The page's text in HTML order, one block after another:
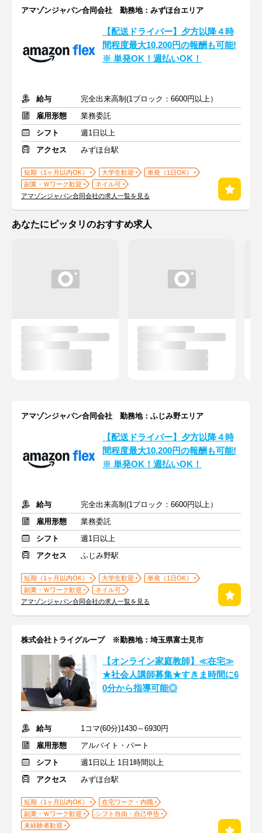
アマゾンジャパン合同会社 勤務地：みずほ台エリア
【配送ドライバー】夕方以降４時
間程度最大10,200円の報酬も可能!
※ 単発OK！週払いOK！
給与
完全出来高制(1ブロック：6600円以上）
雇用形態
業務委託
シフト
週1日以上
アクセス
みずほ台駅
短期（1ヶ月以内OK） 大学生歓迎
単発（1日OK）
副業・Ｗワーク歓迎
ネイル可
アマゾンジャパン合同会社の求人一覧を見る
あなたにピッタリのおすすめ求人
アマゾンジャパン合同会社 勤務地：ふじみ野エリア
【配送ドライバー】夕方以降４時
間程度最大10,200円の報酬も可能!
※ 単発OK！週払いOK！
給与
完全出来高制(1ブロック：6600円以上）
雇用形態
業務委託
シフト
週1日以上
アクセス
ふじみ野駅
短期（1ヶ月以内OK） 大学生歓迎
単発（1日OK）
副業・Ｗワーク歓迎
ネイル可
アマゾンジャパン合同会社の求人一覧を見る
株式会社トライグループ ※勤務地：埼玉県富士見市
【オンライン家庭教師】≪在宅≫
★社会人講師募集★すきま時間に6
0分から指導可能◎
給与
1コマ(60分)1430～6930円
雇用形態
アルバイト・パート
シフト
週1日以上 1日1時間以上
アクセス
みずほ台駅
短期（1ヶ月以内OK）
在宅ワーク・内職
副業・Ｗワーク歓迎
シフト自由・自己申告
未経験者歓迎